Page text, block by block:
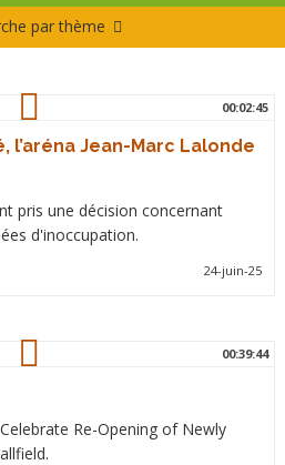
par thème
00:02:45
Jean-Marc Lalonde
pris une décision concernant
d'inoccupation.
24-juin-25
00:39:44
Re-Opening of Newly